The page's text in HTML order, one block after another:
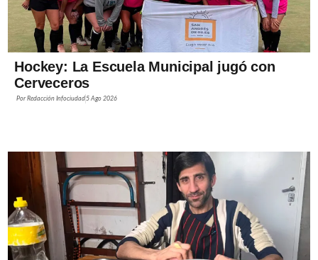
Hockey: La Escuela Municipal jugó con
Cerveceros
PorRedacción Infociudad 5 Ago 2026